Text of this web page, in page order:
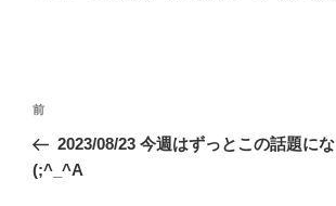
投
ナ
前
の
投
前
2023/08/23 今週はずっとこの話題に
(;^_^A